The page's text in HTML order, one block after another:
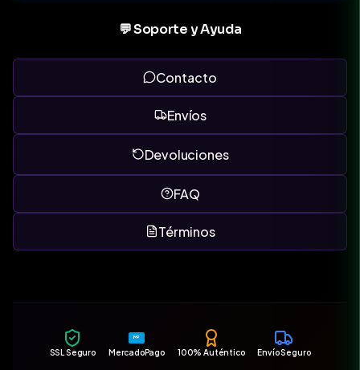
💬 Soporte y Ayuda
Contacto
Envíos
Devoluciones
FAQ
Términos
SSL Seguro
MP
MercadoPago 100% Auténtico Envío Seguro